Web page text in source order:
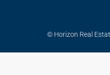
© Horizon Real